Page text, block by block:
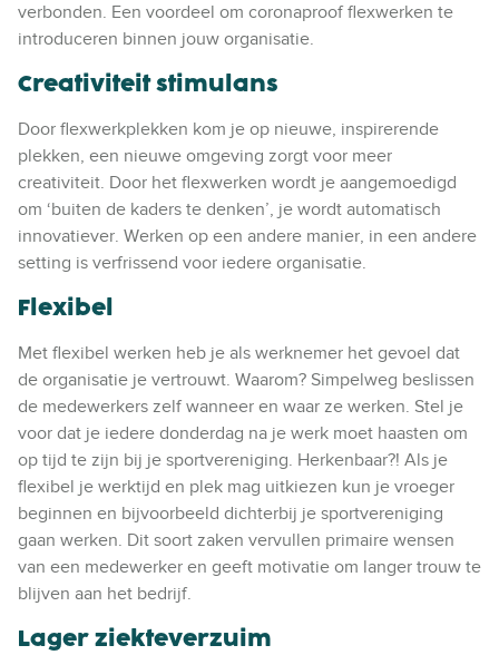
verbonden. Een voordeel om coronaproof flexwerken te
introduceren binnen jouw organisatie.
Creativiteit stimulans
Door flexwerkplekken kom je op nieuwe, inspirerende
plekken, een nieuwe omgeving zorgt voor meer
creativiteit. Door het flexwerken wordt je aangemoedigd
om ‘buiten de kaders te denken’, je wordt automatisch
innovatiever. Werken op een andere manier, in een andere
setting is verfrissend voor iedere organisatie.
Flexibel
Met flexibel werken heb je als werknemer het gevoel dat
de organisatie je vertrouwt. Waarom? Simpelweg beslissen
de medewerkers zelf wanneer en waar ze werken. Stel je
voor dat je iedere donderdag na je werk moet haasten om
op tijd te zijn bij je sportvereniging. Herkenbaar?! Als je
flexibel je werktijd en plek mag uitkiezen kun je vroeger
beginnen en bijvoorbeeld dichterbij je sportvereniging
gaan werken. Dit soort zaken vervullen primaire wensen
van een medewerker en geeft motivatie om langer trouw te
blijven aan het bedrijf.
Lager ziekteverzuim